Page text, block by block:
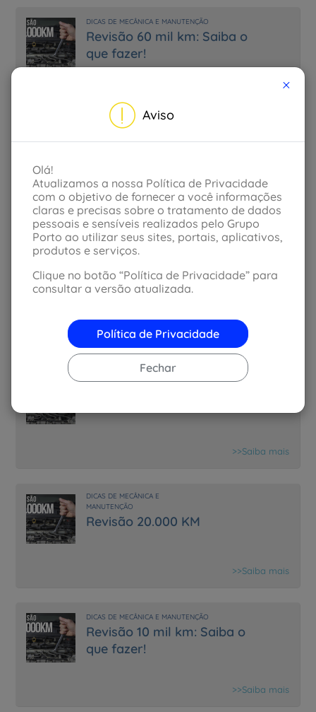
DICAS DE MECÂNICA E MANUTENÇÃO
Revisão 60 mil km: Saiba o
que fazer!
>>Saiba mais
DICAS DE MECÂNICA E
Revisão 40.000 KM
>>Saiba mais
>>Saiba mais
DICAS DE MECÂNICA E
MANUTENÇÃO
Revisão 20.000 KM
>>Saiba mais
DICAS DE MECÂNICA E MANUTENÇÃO
Revisão 10 mil km: Saiba o
que fazer!
>>Saiba mais
Aviso
×
Olá!
Atualizamos a nossa Política de Privacidade
com o objetivo de fornecer a você informações
claras e precisas sobre o tratamento de dados
pessoais e sensíveis realizados pelo Grupo
Porto ao utilizar seus sites, portais, aplicativos,
produtos e serviços.
Clique no botão “Política de Privacidade” para
consultar a versão atualizada.
Política de Privacidade
Fechar